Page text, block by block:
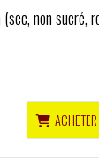
non sucré,
ACHETER